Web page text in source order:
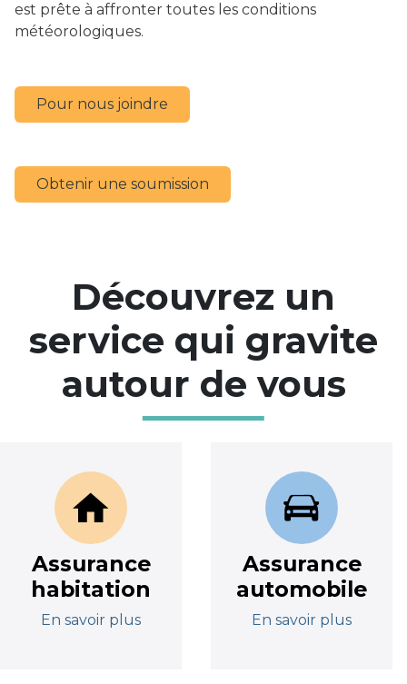
est prête à affronter toutes les conditions
météorologiques.
Pour nous joindre
Obtenir une soumission
Découvrez un
service qui gravite
autour de vous
Assurance
habitation
En savoir plus
Assurance
automobile
En savoir plus